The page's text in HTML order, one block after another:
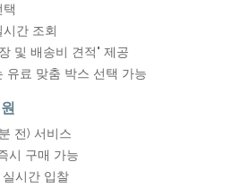
간 조회
및 배송비 견적" 제공
유료 맞춤 박스 선택 가능
전) 서비스
시 구매 가능
시간 입찰